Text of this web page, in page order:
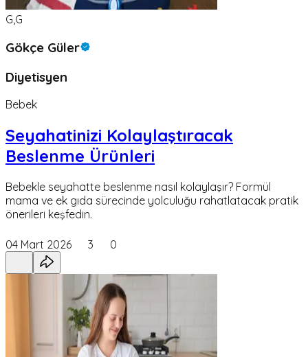
G,G
Gökçe Güler
Diyetisyen
Bebek
Seyahatinizi Kolaylaştıracak
Beslenme Ürünleri
Bebekle seyahatte beslenme nasıl kolaylaşır? Formül
mama ve ek gıda sürecinde yolculuğu rahatlatacak pratik
önerileri keşfedin.
04 Mart 2026 3 0